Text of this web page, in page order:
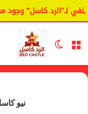
لـ"الرد كاسل" وجود
القائمة الوضع المظلم
نيو